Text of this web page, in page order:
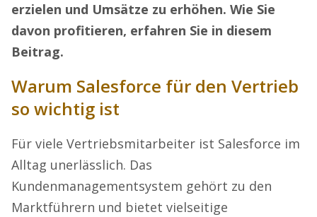
erzielen und Umsätze zu erhöhen. Wie Sie
davon profitieren, erfahren Sie in diesem
Beitrag.
Warum Salesforce für den Vertrieb
so wichtig ist
Für viele Vertriebsmitarbeiter ist Salesforce im
Alltag unerlässlich. Das
Kundenmanagementsystem gehört zu den
Marktführern und bietet vielseitige